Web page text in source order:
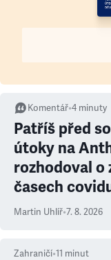
Komentář•4 minuty
Patříš před
útoky na
rozhodoval o
časech
Martin Uhlíř•7. 8. 2026
Zahraničí•11 minut